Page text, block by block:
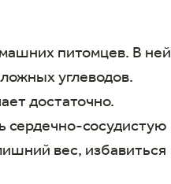
питомцев. В ней
углеводов.
достаточно.
сердечно-сосудистую
вес, избавиться